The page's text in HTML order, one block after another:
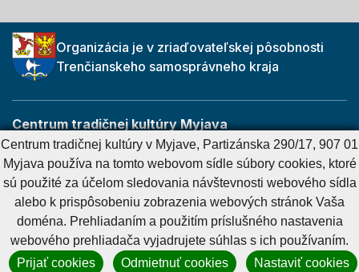
Organizácia je v zriaďovateľskej pôsobnosti
Trenčianskeho samosprávneho kraja
Centrum tradičnej kultúry Myjava
Partizánska 290/17
907 01 Myjava
Cookies nastavenieCookies - viac informáciíVyhlásenie o prístupnosti
Technický prevádzkovateľ
Správca obsahu
GenerujeCMS BUXUS
Centrum tradičnej kultúry v Myjave, Partizánska 290/17, 907 01
Myjava používa na tomto webovom sídle súbory cookies, ktoré
sú použité za účelom sledovania návštevnosti webového sídla
alebo k prispôsobeniu zobrazenia webových stránok Vaša
doména. Prehliadaním a použitím príslušného nastavenia
webového prehliadača vyjadrujete súhlas s ich používaním.
Prijať cookies
Odmietnuť cookies Nastaviť cookies